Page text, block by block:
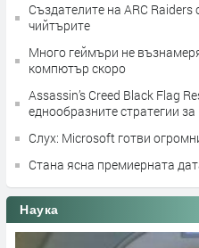
Създателите на ARC Raiders
чийтърите
Много геймъри не
компютър скоро
Assassin’s Creed Black Flag
еднообразните стратегии
Слух: Microsoft готви
Стана ясна премиерната
Наука